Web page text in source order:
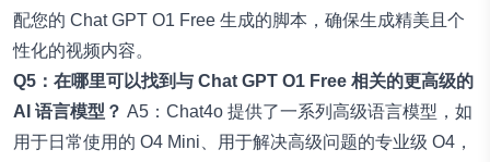
配您的 Chat GPT O1 Free 生成的脚本，确保生成精美且个
性化的视频内容。
Q5：在哪里可以找到与 Chat GPT O1 Free 相关的更高级的
AI 语言模型？ A5：Chat4o 提供了一系列高级语言模型，如
用于日常使用的 O4 Mini、用于解决高级问题的专业级 O4，